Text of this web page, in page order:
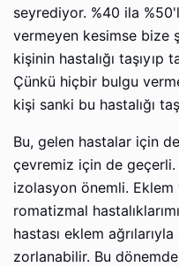
seyrediyor. %40 ila
vermeyen kesimse bize
kişinin hastalığı taşıyıp
Çünkü hiçbir bulgu
kişi sanki bu hastalığı
Bu, gelen hastalar için
çevremiz için de geçerli.
izolasyon önemli. Eklem
romatizmal
hastası eklem
zorlanabilir. Bu